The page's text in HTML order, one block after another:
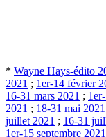
* Wayne Hays-édito
2021 ; 1er-14 février
16-31 mars 2021 ;
2021 ; 18-31 mai 2021
juillet 2021 ; 16-31
1er-15 septembre 2021